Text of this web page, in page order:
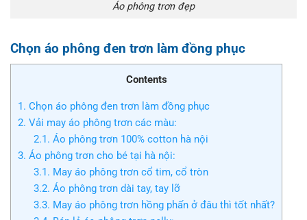
Áo phông trơn đẹp
Chọn áo phông đen trơn làm đồng phục
Contents
1. Chọn áo phông đen trơn làm đồng phục
2. Vải may áo phông trơn các màu:
2.1. Áo phông trơn 100% cotton hà nội
3. Áo phông trơn cho bé tại hà nội:
3.1. May áo phông trơn cổ tim, cổ tròn
3.2. Áo phông trơn dài tay, tay lỡ
3.3. May áo phông trơn hồng phấn ở đâu thì tốt nhất?